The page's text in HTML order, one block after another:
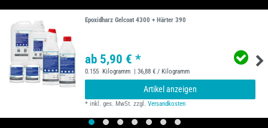
Epoxidharz Gelcoat 4300 + Härter 390
ab 5,90 € *
0.155 Kilogramm | 36,88 € / Kilogramm
Artikel anzeigen
*inkl. ges. MwSt. zzgl.Versandkosten